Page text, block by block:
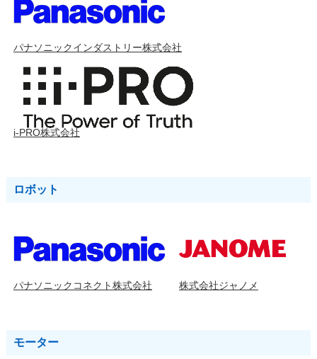
パナソニックインダストリー株式会社
i-PRO株式会社
ロボット
パナソニックコネクト株式会社 株式会社ジャノメ
モーター